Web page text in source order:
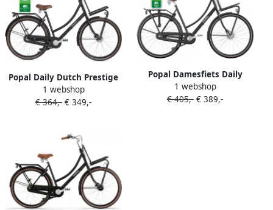
Popal Daily Dutch Prestige
Damesfiets Transportfiets
28 Inch 53 cm 3
1 webshop
€ 364,- € 349,-
Popal Damesfiets Daily
Dutch Prestige N7 RB ND ::
Matt Black :: 28 inch 47 cm
1 webshop
€ 405,- € 389,-